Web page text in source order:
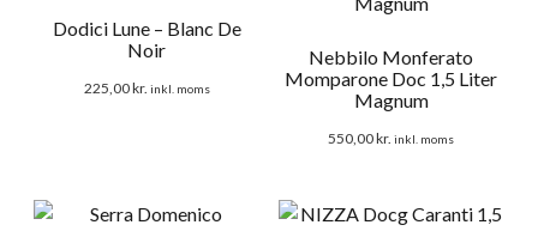
Dodici Lune – Blanc De
Noir
225,00kr. inkl. moms
Nebbilo Monferato
Momparone Doc 1,5 Liter
Magnum
550,00kr. inkl. moms